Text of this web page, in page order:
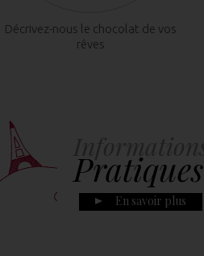
Décrivez-nous le chocolat de vos
rêves
Pratiques
En savoir plus